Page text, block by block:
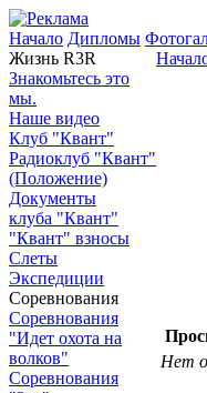
Начало Дипломы
Жизнь R3R
Знакомьтесь это
мы.
Наше видео
Клуб "Квант"
Радиоклуб "Квант"
(Положение)
Документы
клуба "Квант"
"Квант" взносы
Слеты
Экспедиции
Соревнования
Соревнования
"Идет охота на
волков"
Соревнования
Нет